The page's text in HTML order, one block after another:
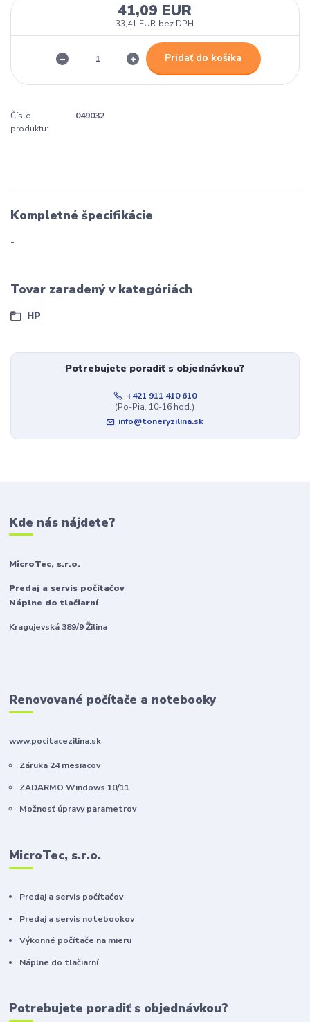
41,09 EUR
33,41 EUR bez DPH
Pridať do košíka
Číslo
produktu:
049032
Kompletné špecifikácie
-
Tovar zaradený v kategóriách
HP
Potrebujete poradiť s objednávkou?
+421 911 410 610
(Po-Pia, 10-16 hod.)
info@toneryzilina.sk
Kde nás nájdete?
MicroTec, s.r.o.
Predaj a servis počítačov
Náplne do tlačiarní
Kragujevská 389/9 Žilina
Renovované počítače a notebooky
www.pocitacezilina.sk
Záruka 24 mesiacov
ZADARMO Windows 10/11
Možnosť úpravy parametrov
MicroTec, s.r.o.
Predaj a servis počítačov
Predaj a servis notebookov
Výkonné počítače na mieru
Náplne do tlačiarní
Potrebujete poradiť s objednávkou?